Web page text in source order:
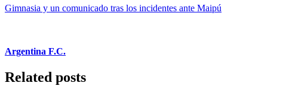
Gimnasia y un comunicado tras los incidentes ante Maipú
Argentina F.C.
Related posts